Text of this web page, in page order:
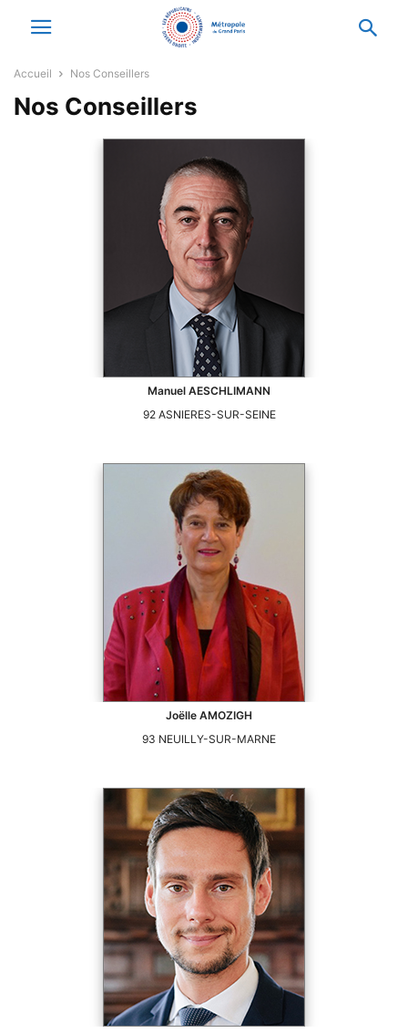
Accueil Nos Conseillers
Nos Conseillers
Manuel AESCHLIMANN
92 ASNIERES-SUR-SEINE
Joëlle AMOZIGH
93 NEUILLY-SUR-MARNE